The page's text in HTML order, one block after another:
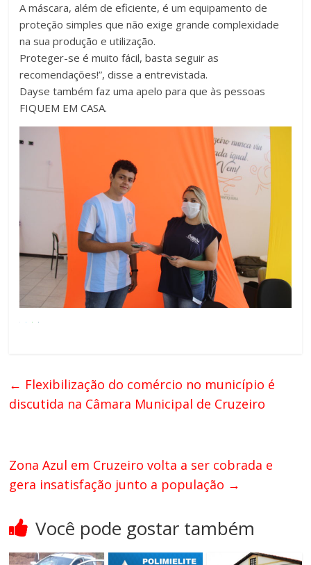
A máscara, além de eficiente, é um equipamento de
proteção simples que não exige grande complexidade
na sua produção e utilização.
Proteger-se é muito fácil, basta seguir as
recomendações!”, disse a entrevistada.
Dayse também faz uma apelo para que às pessoas
FIQUEM EM CASA.
← Flexibilização do comércio no município é
discutida na Câmara Municipal de Cruzeiro
Zona Azul em Cruzeiro volta a ser cobrada e
gera insatisfação junto a população →
Você pode gostar também